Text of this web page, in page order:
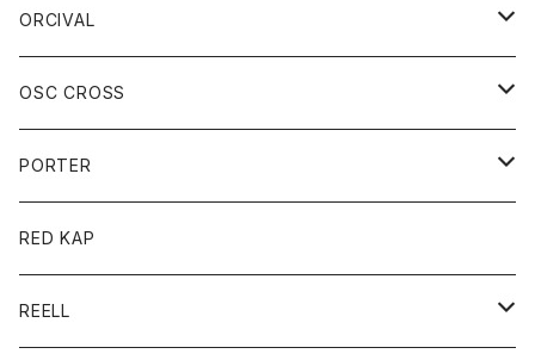
Tシャツ
ロングスリーブＴシャツ
ジーンズ
パンツ
ボトム
スカート
ORCIVAL
アウター
コート
ジャケット
アクセサリー
バッグ
キッズ
Tシャツ
グッズ
OSC CROSS
ダウンジャケット
PORTER
カードホルダー
キーホルダー
RED KAP
REELL